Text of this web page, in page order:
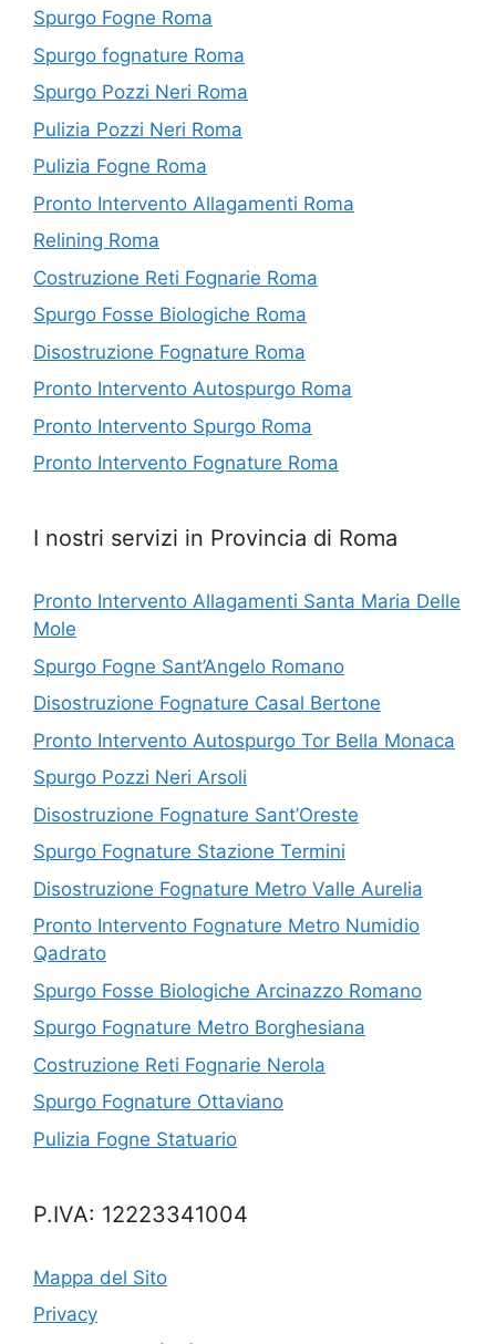
Spurgo Fogne Roma
Spurgo fognature Roma
Spurgo Pozzi Neri Roma
Pulizia Pozzi Neri Roma
Pulizia Fogne Roma
Pronto Intervento Allagamenti Roma
Relining Roma
Costruzione Reti Fognarie Roma
Spurgo Fosse Biologiche Roma
Disostruzione Fognature Roma
Pronto Intervento Autospurgo Roma
Pronto Intervento Spurgo Roma
Pronto Intervento Fognature Roma
I nostri servizi in Provincia di Roma
Pronto Intervento Allagamenti Santa Maria Delle
Mole
Spurgo Fogne Sant’Angelo Romano
Disostruzione Fognature Casal Bertone
Pronto Intervento Autospurgo Tor Bella Monaca
Spurgo Pozzi Neri Arsoli
Disostruzione Fognature Sant’Oreste
Spurgo Fognature Stazione Termini
Disostruzione Fognature Metro Valle Aurelia
Pronto Intervento Fognature Metro Numidio
Qadrato
Spurgo Fosse Biologiche Arcinazzo Romano
Spurgo Fognature Metro Borghesiana
Costruzione Reti Fognarie Nerola
Spurgo Fognature Ottaviano
Pulizia Fogne Statuario
P.IVA: 12223341004
Mappa del Sito
Privacy